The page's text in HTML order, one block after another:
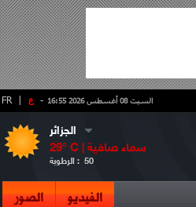
- ع FR السبت 08 أغسطس 2026 16:55
الجزائر
29° C | سماء صافية
الرطوبة : 50
الفيديو الصور